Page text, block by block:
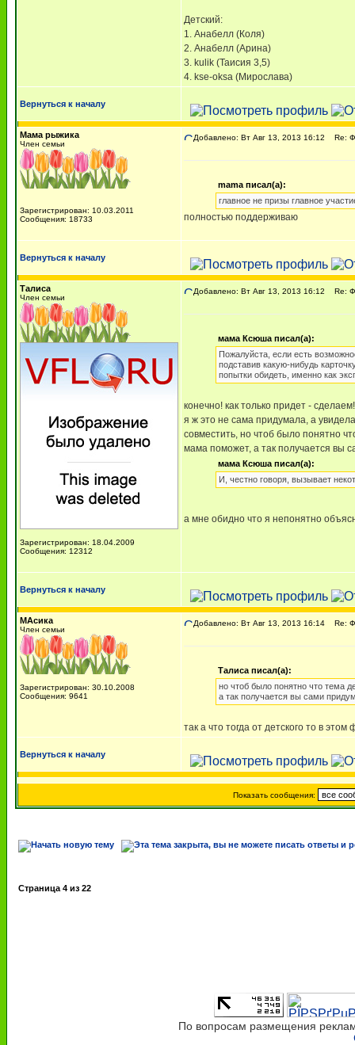
Детский:
1. Анабелл (Коля)
2. Анабелл (Арина)
3. kulik (Таисия 3,5)
4. kse-oksa (Мирослава)
Вернуться к началу
Мама рыжика
Член семьи
Зарегистрирован: 10.03.2011
Сообщения: 18733
Добавлено: Вт Авг 13, 2013 16:12 Re:
mama писал(а):
главное не призы главное
полностью поддерживаю
Вернуться к началу
Талиса
Член семьи
Зарегистрирован: 18.04.2009
Сообщения: 12312
Добавлено: Вт Авг 13, 2013 16:12 Re:
мама Ксюша писал(а):
Пожалуйста, если есть
подставив какую-нибудь
попытки обидеть, именно как
конечно! как только придет - сделаем!
я ж это не сама придумала, а
совместить, но чтоб было понятно
мама поможет, а так получается вы
мама Ксюша писал(а):
И, честно говоря, вызывает
а мне обидно что я непонятно
Вернуться к началу
МАсика
Член семьи
Зарегистрирован: 30.10.2008
Сообщения: 9641
Добавлено: Вт Авг 13, 2013 16:14 Re:
Талиса писал(а):
но чтоб было понятно что тема
а так получается вы сами
так а что тогда от детского то в
Вернуться к началу
Показать сообщения:
Страница 4 из 22
По вопросам размещения